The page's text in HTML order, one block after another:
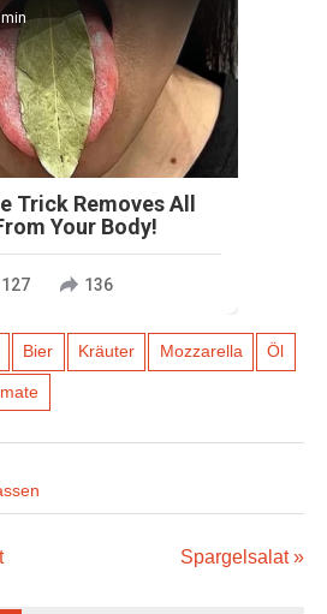
Trick Removes All
Your Body!
127 136
Bier Kräuter Mozzarella Öl
Spargelsalat »